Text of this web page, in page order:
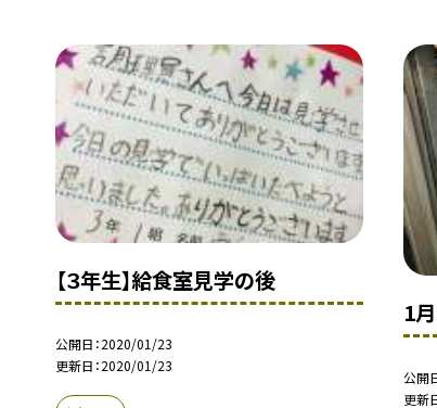
【３年生】給食室見学の後
公開日 2020/01/23
更新日 2020/01/23
1
公開
更新